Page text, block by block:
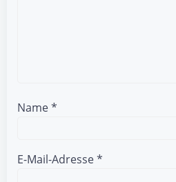
Name*
E-Mail-Adresse*